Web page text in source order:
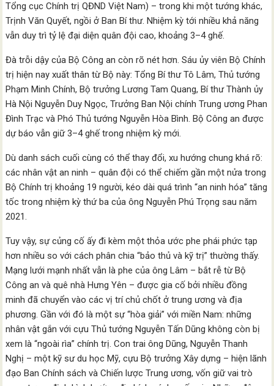
Tổng cục Chính trị QĐND Việt Nam) – trong khi một tướng khác,
Trịnh Văn Quyết, ngồi ở Ban Bí thư. Nhiệm kỳ tới nhiều khả năng
vẫn duy trì tỷ lệ đại diện quân đội cao, khoảng 3–4 ghế.
Đà trỗi dậy của Bộ Công an còn rõ nét hơn. Sáu ủy viên Bộ Chính
trị hiện nay xuất thân từ Bộ này: Tổng Bí thư Tô Lâm, Thủ tướng
Phạm Minh Chính, Bộ trưởng Lương Tam Quang, Bí thư Thành ủy
Hà Nội Nguyễn Duy Ngọc, Trưởng Ban Nội chính Trung ương Phan
Đình Trạc và Phó Thủ tướng Nguyễn Hòa Bình. Bộ Công an được
dự báo vẫn giữ 3–4 ghế trong nhiệm kỳ mới.
Dù danh sách cuối cùng có thể thay đổi, xu hướng chung khá rõ:
các nhân vật an ninh – quân đội có thể chiếm gần một nửa trong
Bộ Chính trị khoảng 19 người, kéo dài quá trình “an ninh hóa” tăng
tốc trong nhiệm kỳ thứ ba của ông Nguyễn Phú Trọng sau năm
2021.
Tuy vậy, sự củng cố ấy đi kèm một thỏa ước phe phái phức tạp
hơn nhiều so với cách phân chia “bảo thủ và kỹ trị” thường thấy.
Mạng lưới mạnh nhất vẫn là phe của ông Lâm – bắt rễ từ Bộ
Công an và quê nhà Hưng Yên – được gia cố bởi nhiều đồng
minh đã chuyển vào các vị trí chủ chốt ở trung ương và địa
phương. Gần với đó là một sự “hòa giải” với miền Nam: những
nhân vật gắn với cựu Thủ tướng Nguyễn Tấn Dũng không còn bị
xem là “ngoài rìa” chính trị. Con trai ông Dũng, Nguyễn Thanh
Nghị – một kỹ sư du học Mỹ, cựu Bộ trưởng Xây dựng – hiện lãnh
đạo Ban Chính sách và Chiến lược Trung ương, vốn giữ vai trò